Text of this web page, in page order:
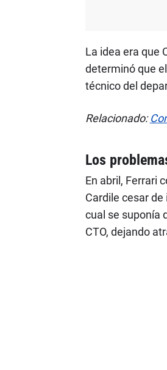
La idea era que
determinó que
técnico del
Relacionado:
Los
En abril, Ferrari
Cardile cesar de
cual se suponía
CTO, dejando